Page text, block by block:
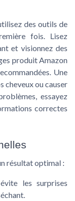
des outils de
fois. Lisez
et visionnez des
produit Amazon
Une
cheveux ou causer
essayez
correctes
résultat optimal :
les surprises